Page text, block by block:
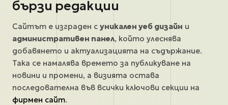
бързи редакции
Сайтът е изграден с уникален уеб дизайн и
административен панел, който улеснява
добавянето и актуализацията на съдържание.
Така се намалява времето за публикуване на
новини и промени, а визията остава
последователна във всички ключови секции на
фирмен сайт.